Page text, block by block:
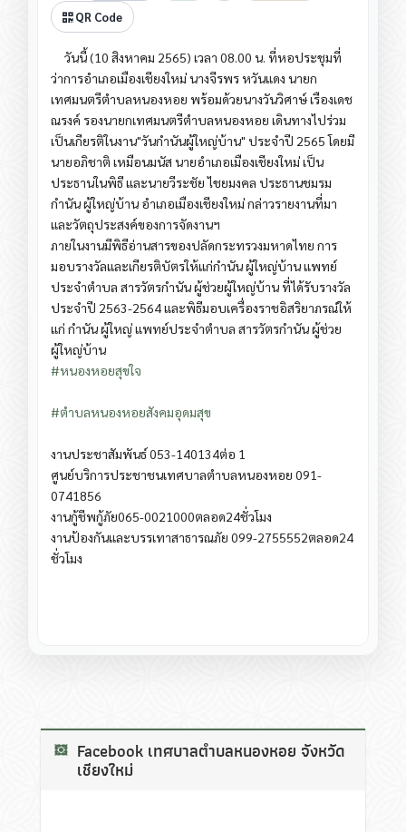
QR Code
วันนี้ (10 สิงหาคม 2565) เวลา 08.00 น. ที่หอประชุมที่
ว่าการอำเภอเมืองเชียงใหม่ นางจีรพร หวันแดง นายก
เทศมนตรีตำบลหนองหอย พร้อมด้วยนางวันวิศาษ์ เรืองเดช
ณรงค์ รองนายกเทศมนตรีตำบลหนองหอย เดินทางไปร่วม
เป็นเกียรติในงาน"วันกำนันผู้ใหญ่บ้าน" ประจำปี 2565 โดยมี
นายอภิชาติ เหมือนมนัส นายอำเภอเมืองเชียงใหม่ เป็น
ประธานในพิธี และนายวีระชัย ไชยมงคล ประธานชมรม
กำนัน ผู้ใหญ่บ้าน อำเภอเมืองเชียงใหม่ กล่าวรายงานที่มา
และวัตถุประสงค์ของการจัดงานฯ
ภายในงานมีพิธีอ่านสารของปลัดกระทรวงมหาดไทย การ
มอบรางวัลและเกียรติบัตรให้แก่กำนัน ผู้ใหญ่บ้าน แพทย์
ประจำตำบล สารวัตรกำนัน ผู้ช่วยผู้ใหญ่บ้าน ที่ได้รับรางวัล
ประจำปี 2563-2564 และพิธีมอบเครื่องราชอิสริยาภรณ์ให้
แก่ กำนัน ผู้ใหญ่ แพทย์ประจำตำบล สารวัตรกำนัน ผู้ช่วย
ผู้ใหญ่บ้าน
#หนองหอยสุขใจ
#ตำบลหนองหอยสังคมอุดมสุข
งาน​ประชาสัมพันธ์​ 053-140134​ต่อ​ 1
ศูนย์​บริการ​ประชาชน​เทศบา​ลต​ำ​บ​ลหนอง​หอย​ 091-
0741856
งาน​กู้​ชีพ​กู้ภัย​065-0021000​ตลอด​24​ชั่วโมง
งาน​ป้อง​กันและ​บรรเทา​สาธารณภัย​ 099-2755552​ตลอด​24​
ชั่วโมง
Facebook เทศบาลตำบลหนองหอย จังหวัด
เชียงใหม่